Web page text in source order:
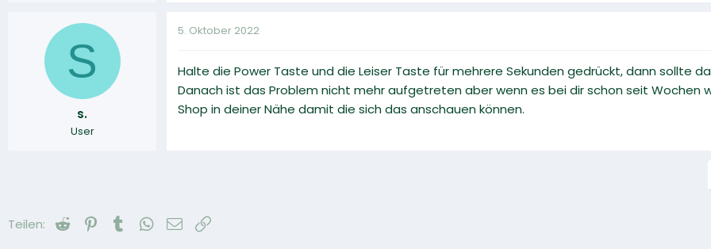
S
s.
User
5. Oktober 2022
Halte die Power Taste und die Leiser Taste für mehrere Sekunden gedrückt, dann sollte
Danach ist das Problem nicht mehr aufgetreten aber wenn es bei dir schon seit
Shop in deiner Nähe damit die sich das anschauen können.
Teilen: Reddit PinterestTumblrWhatsApp
E-Mail